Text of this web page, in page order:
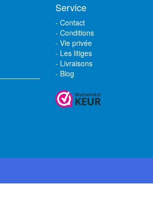
Service
- Contact
- Conditions
- Vie privée
- Les litiges
- Livraisons
- Blog